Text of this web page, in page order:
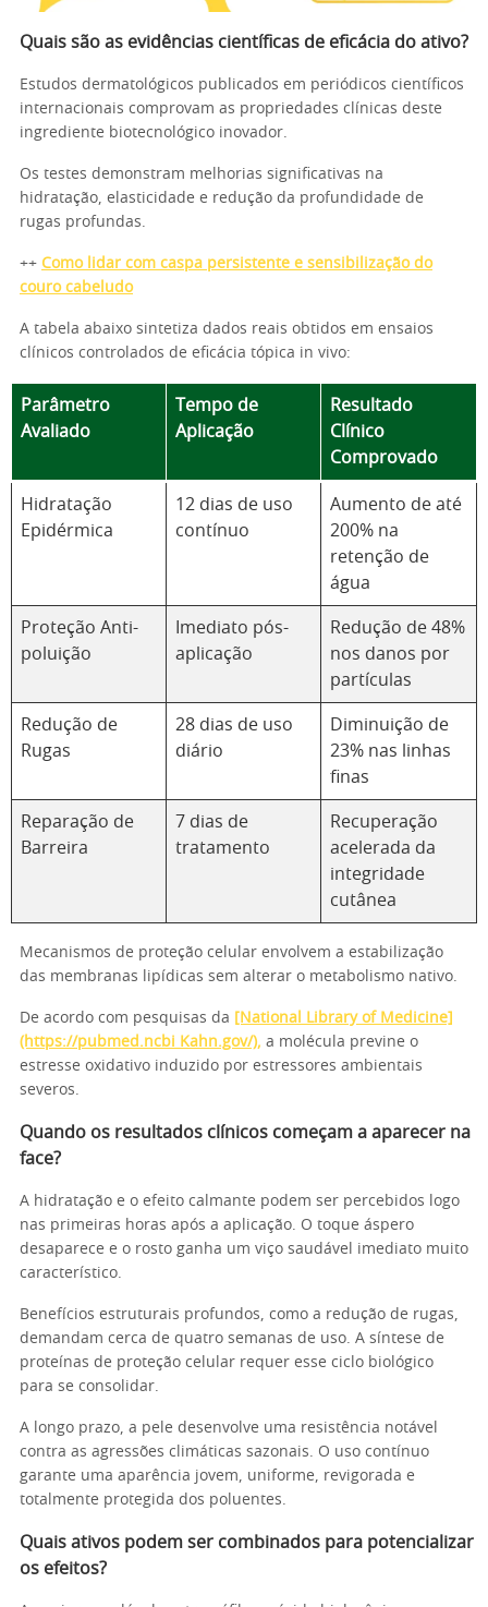
Quais são as evidências científicas de eficácia do ativo?
Estudos dermatológicos publicados em periódicos científicos
internacionais comprovam as propriedades clínicas deste
ingrediente biotecnológico inovador.
Os testes demonstram melhorias significativas na
hidratação, elasticidade e redução da profundidade de
rugas profundas.
++ Como lidar com caspa persistente e sensibilização do
couro cabeludo
A tabela abaixo sintetiza dados reais obtidos em ensaios
clínicos controlados de eficácia tópica in vivo:
Parâmetro
Avaliado
Tempo de
Aplicação
Resultado
Clínico
Comprovado
Hidratação
Epidérmica
12 dias de uso
contínuo
Aumento de até
200% na
retenção de
água
Proteção Anti-
poluição
Imediato pós-
aplicação
Redução de 48%
nos danos por
partículas
Redução de
Rugas
28 dias de uso
diário
Diminuição de
23% nas linhas
finas
Reparação de
Barreira
7 dias de
tratamento
Recuperação
acelerada da
integridade
cutânea
Mecanismos de proteção celular envolvem a estabilização
das membranas lipídicas sem alterar o metabolismo nativo.
De acordo com pesquisas da
[National Library of Medicine]
(https://pubmed.ncbi Kahn.gov/), a molécula previne o
estresse oxidativo induzido por estressores ambientais
severos.
Quando os resultados clínicos começam a aparecer na
face?
A hidratação e o efeito calmante podem ser percebidos logo
nas primeiras horas após a aplicação. O toque áspero
desaparece e o rosto ganha um viço saudável imediato muito
característico.
Benefícios estruturais profundos, como a redução de rugas,
demandam cerca de quatro semanas de uso. A síntese de
proteínas de proteção celular requer esse ciclo biológico
para se consolidar.
A longo prazo, a pele desenvolve uma resistência notável
contra as agressões climáticas sazonais. O uso contínuo
garante uma aparência jovem, uniforme, revigorada e
totalmente protegida dos poluentes.
Quais ativos podem ser combinados para potencializar
os efeitos?